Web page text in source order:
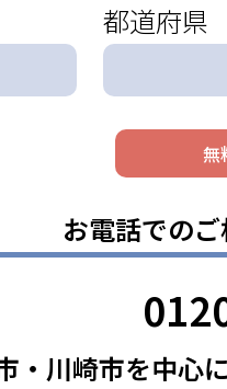
都道府県
お電話での
・川崎市を中心